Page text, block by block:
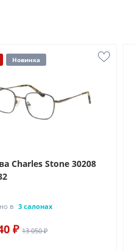
Новинка
Charles Stone 30208
в 3 салонах
₽ 13 050 ₽